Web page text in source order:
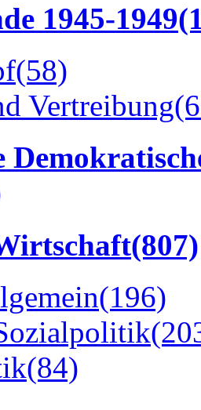
1945-1949
(58)
Vertreibung
(807)
(196)
(84)